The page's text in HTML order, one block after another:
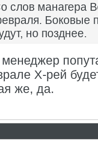
слов манагера
Боковые
но позднее.
менеджер
Х-рей
же, да.